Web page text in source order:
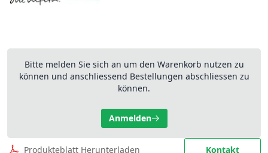
Bitte melden Sie sich an um den Warenkorb nutzen zu
können und anschliessend Bestellungen abschliessen zu
können.
Anmelden
Produkteblatt Herunterladen Kontakt